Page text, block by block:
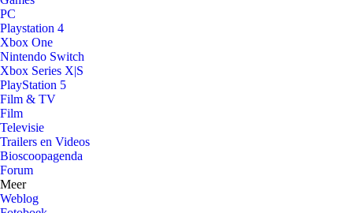
PC
Playstation 4
Xbox One
Nintendo Switch
Xbox Series X|S
PlayStation 5
Film & TV
Film
Televisie
Trailers en Videos
Bioscoopagenda
Forum
Meer
Weblog